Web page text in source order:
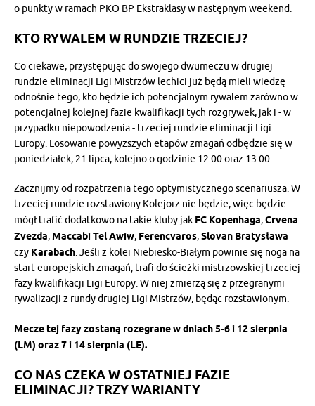
o punkty w ramach PKO BP Ekstraklasy w następnym weekend.
KTO RYWALEM W RUNDZIE TRZECIEJ?
Co ciekawe, przystępując do swojego dwumeczu w drugiej
rundzie eliminacji Ligi Mistrzów lechici już będą mieli wiedzę
odnośnie tego, kto będzie ich potencjalnym rywalem zarówno w
potencjalnej kolejnej fazie kwalifikacji tych rozgrywek, jak i - w
przypadku niepowodzenia - trzeciej rundzie eliminacji Ligi
Europy. Losowanie powyższych etapów zmagań odbędzie się w
poniedziałek, 21 lipca, kolejno o godzinie 12:00 oraz 13:00.
Zacznijmy od rozpatrzenia tego optymistycznego scenariusza. W
trzeciej rundzie rozstawiony Kolejorz nie będzie, więc będzie
mógł trafić dodatkowo na takie kluby jak FC Kopenhaga,Crvena
Zvezda, Maccabi Tel Awiw, Ferencvaros,Slovan Bratysława
czy Karabach. Jeśli z kolei Niebiesko-Białym powinie się noga na
start europejskich zmagań, trafi do ścieżki mistrzowskiej trzeciej
fazy kwalifikacji Ligi Europy. W niej zmierzą się z przegranymi
rywalizacji z rundy drugiej Ligi Mistrzów, będąc rozstawionym.
Mecze tej fazy zostaną rozegrane w dniach 5-6 i 12 sierpnia
(LM) oraz 7 i 14 sierpnia (LE).
CO NAS CZEKA W OSTATNIEJ FAZIE
ELIMINACJI? TRZY WARIANTY